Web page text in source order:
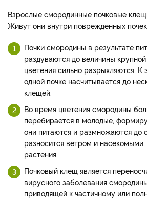
Взрослые смородинные почковые
Живут они внутри поврежденных почек.
Почки смородины в результате
раздуваются до величины
цветения сильно разрыхляются. К
одной почке насчитывается до
клещей.
Во время цветения смородины
перебирается в молодые,
они питаются и размножаются до
разносится ветром и насекомыми,
растения.
Почковый клещ является
вирусного заболевания
приводящей к частичному или